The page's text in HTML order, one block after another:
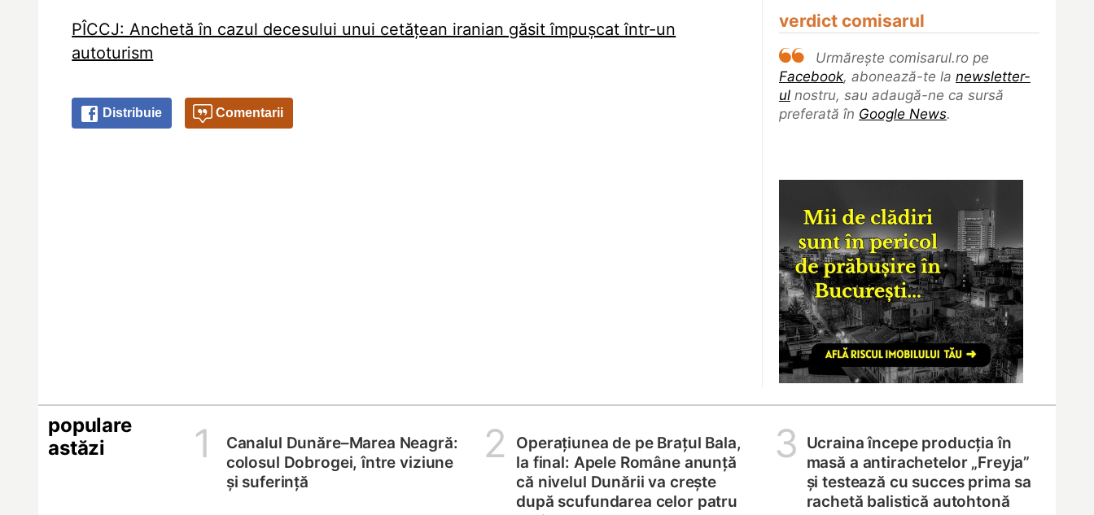
verdict comisarul
Urmărește comisarul.ro pe
Facebook, abonează-te la newsletter-
ul nostru, sau adaugă-ne ca sursă
preferată în Google News.
PÎCCJ: Anchetă în cazul decesului unui cetățean iranian găsit împușcat într-un
autoturism
Distribuie Comentarii
populare
astăzi
1
Canalul Dunăre–Marea Neagră:
colosul Dobrogei, între viziune
și suferință
2
Operațiunea de pe Brațul Bala,
la final: Apele Române anunță
că nivelul Dunării va crește
după scufundarea celor patru
3
Ucraina începe producția în
masă a antirachetelor „Freyja”
și testează cu succes prima sa
rachetă balistică autohtonă